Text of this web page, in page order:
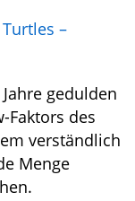
–
gedulden
Faktors des
verständlich
Menge